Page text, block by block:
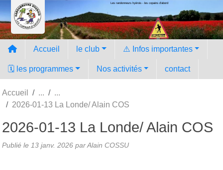
Les randonneurs hyèrois - les copains d'abord
Accueil le club ⚠️ Infos importantes
🗓️ les programmes Nos activités contact
Accueil
2026-01-13 La Londe/ Alain COS
2026-01-13 La Londe/ Alain COS
Publié le 13 janv. 2026 par Alain COSSU
Panneau de gestion des cookies